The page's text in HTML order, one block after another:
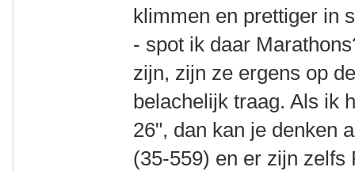
klimmen en prettiger in
- spot ik daar
zijn, zijn ze ergens op
belachelijk traag. Als ik
26", dan kan je denken
(35-559) en er zijn zelfs